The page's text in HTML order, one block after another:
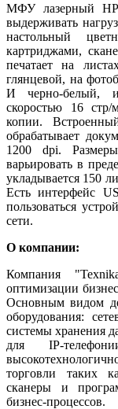
МФУ лазерный
выдерживать
настольный
картриджами,
печатает на
глянцевой, на
И черно-белый,
скоростью 16
копии.
обрабатывает
1200 dpi.
варьировать в
укладывается 150
Есть интерфейс
пользоваться
сети.
О компании:
Компания
оптимизации
Основным видом
оборудования:
системы хранения
для IP-
торговли таких
сканеры и
бизнес-процессов.